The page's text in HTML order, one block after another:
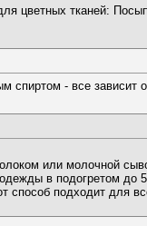
цветных тканей:
- все зависит
или молочной
в подогретом
подходит для